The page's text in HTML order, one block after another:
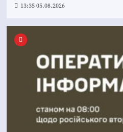
13:35 05.08.2026